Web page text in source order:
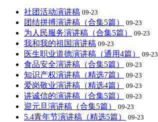
社团活动演讲稿 09-23
团结拼搏演讲稿（合集5篇） 09-23
为人民服务演讲稿（合集5篇） 09-23
我和我的祖国演讲稿 09-23
医生职业道德演讲稿（通用4篇） 09-23
食品安全演讲稿（合集5篇） 09-23
知识产权演讲稿（精选7篇） 09-23
爱岗敬业演讲稿（精选4篇） 09-23
讲诚信的演讲稿（合集5篇） 09-23
迎元旦演讲稿（合集5篇） 09-23
5.4青年节演讲稿（精选5篇） 09-23